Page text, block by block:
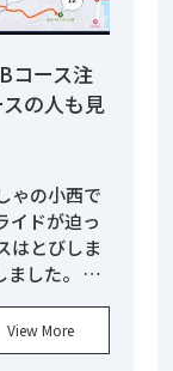
コース注
の人も見
ゃの小西で
イドが迫っ
はとびしま
ました。 …
View More